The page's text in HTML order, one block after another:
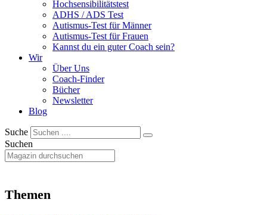
Hochsensibilitätstest
ADHS / ADS Test
Autismus-Test für Männer
Autismus-Test für Frauen
Kannst du ein guter Coach sein?
Wir
Über Uns
Coach-Finder
Bücher
Newsletter
Blog
Suche
Suchen
Themen